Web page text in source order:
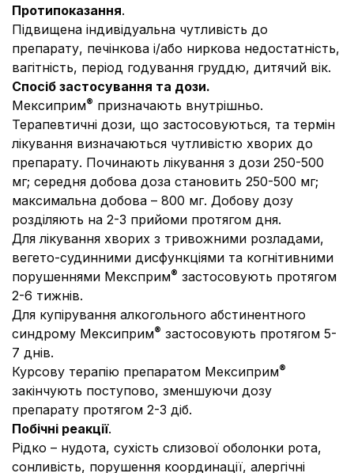
Протипоказання.
Підвищена індивідуальна чутливість до
препарату, печінкова і/або ниркова недостатність,
вагітність, період годування груддю, дитячий вік.
Спосіб застосування та дози.
Мексиприм® призначають внутрішньо.
Терапевтичні дози, що застосовуються, та термін
лікування визначаються чутливістю хворих до
препарату. Починають лікування з дози 250-500
мг; середня добова доза становить 250-500 мг;
максимальна добова – 800 мг. Добову дозу
розділяють на 2-3 прийоми протягом дня.
Для лікування хворих з тривожними розладами,
вегето-судинними дисфункціями та когнітивними
порушеннями Мексприм® застосовують протягом
2-6 тижнів.
Для купірування алкогольного абстинентного
синдрому Мексиприм® застосовують протягом 5-
7 днів.
Курсову терапію препаратом Мексиприм®
закінчують поступово, зменшуючи дозу
препарату протягом 2-3 діб.
Побічні реакції.
Рідко – нудота, сухість слизової оболонки рота,
сонливість, порушення координації, алергічні